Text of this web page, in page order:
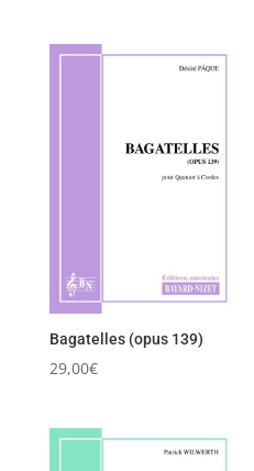
Bagatelles (opus 139)
29,00€